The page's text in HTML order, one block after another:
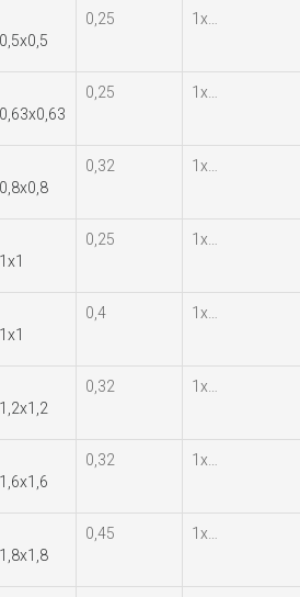
0,25 1х…
0,25 1х…
0,32 1х…
0,25 1х…
0,4 1х…
0,32 1х…
0,32 1х…
0,45 1х…